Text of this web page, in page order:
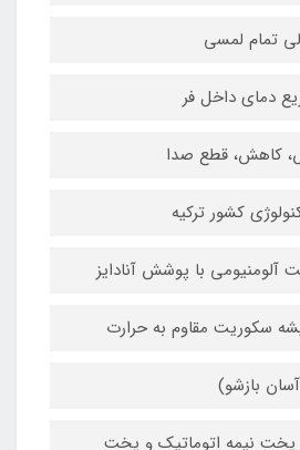
تمام لمسی
دمای داخل فر
کاهش، قطع صدا
کشور ترکیه
با پوشش آنادایز
بازشو)
برنامه پخت نیمه اتوماتیک و پخت